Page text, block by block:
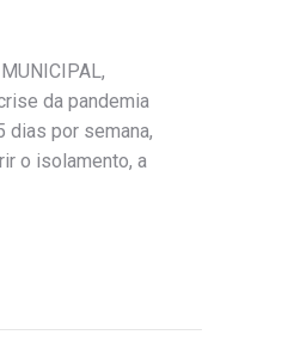
da pandemia
dias por semana,
o isolamento, a